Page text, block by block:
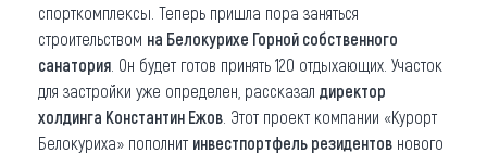
спорткомплексы. Теперь пришла пора заняться
строительством на Белокурихе Горной собственного
санатория . Он будет готов принять 120 отдыхающих. Участок
для застройки уже определен, рассказал директор
холдинга Константин Ежов . Этот проект компании «Курорт
Белокуриха» пополнит инвестпортфель резидентов нового